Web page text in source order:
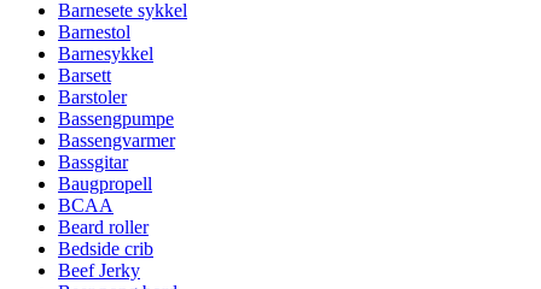
Barnesete sykkel
Barnestol
Barnesykkel
Barsett
Barstoler
Bassengpumpe
Bassengvarmer
Bassgitar
Baugpropell
BCAA
Beard roller
Bedside crib
Beef Jerky